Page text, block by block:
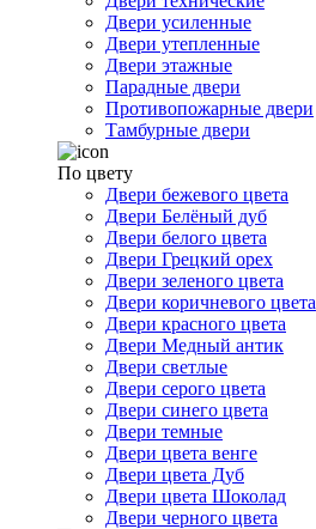
Двери усиленные
Двери утепленные
Двери этажные
Парадные двери
Противопожарные двери
Тамбурные двери
По цвету
Двери бежевого цвета
Двери Белёный дуб
Двери белого цвета
Двери Грецкий орех
Двери зеленого цвета
Двери коричневого цвета
Двери красного цвета
Двери Медный антик
Двери светлые
Двери серого цвета
Двери синего цвета
Двери темные
Двери цвета венге
Двери цвета Дуб
Двери цвета Шоколад
Двери черного цвета